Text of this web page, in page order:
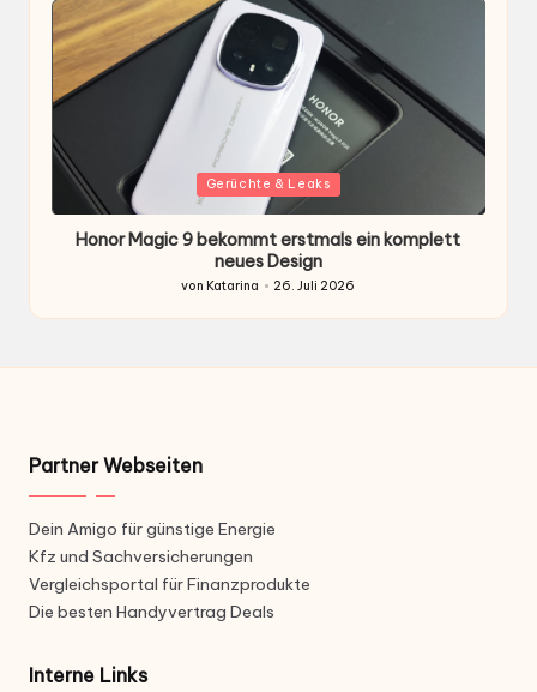
Gepostet
Gerüchte & Leaks
Honor Magic 9: Leak verrät komplett neues Design
für die nächste Flaggschiff-Serie
Gepostet
von
vonMario 23. Juli 2026
Partner Webseiten
Dein Amigo für günstige Energie
Kfz und Sachversicherungen
Vergleichsportal für Finanzprodukte
Die besten Handyvertrag Deals
Interne Links